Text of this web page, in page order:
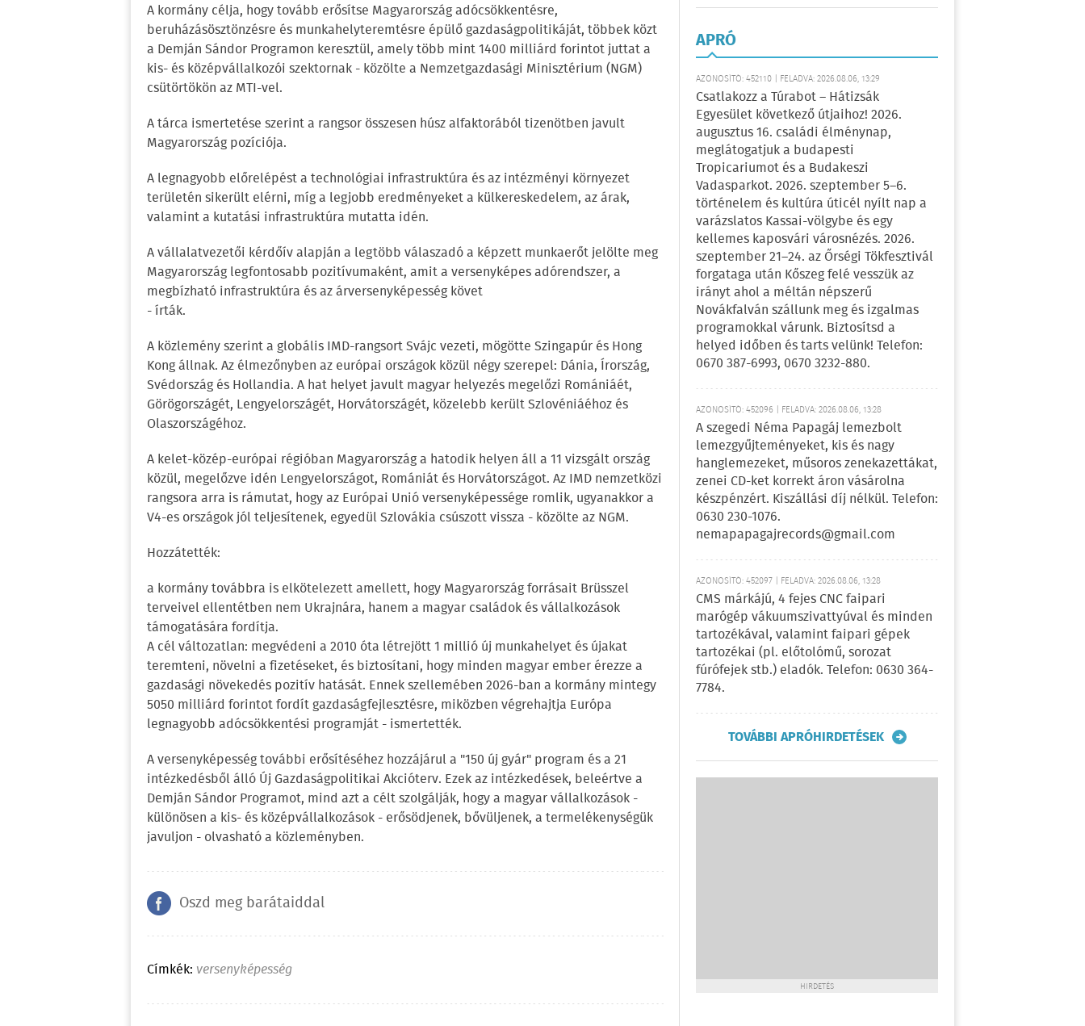
A kormány célja, hogy tovább erősítse Magyarország adócsökkentésre,
beruházásösztönzésre és munkahelyteremtésre épülő gazdaságpolitikáját, többek közt
a Demján Sándor Programon keresztül, amely több mint 1400 milliárd forintot juttat a
kis- és középvállalkozói szektornak - közölte a Nemzetgazdasági Minisztérium (NGM)
csütörtökön az MTI-vel.
A tárca ismertetése szerint a rangsor összesen húsz alfaktorából tizenötben javult
Magyarország pozíciója.
A legnagyobb előrelépést a technológiai infrastruktúra és az intézményi környezet
területén sikerült elérni, míg a legjobb eredményeket a külkereskedelem, az árak,
valamint a kutatási infrastruktúra mutatta idén.
A vállalatvezetői kérdőív alapján a legtöbb válaszadó a képzett munkaerőt jelölte meg
Magyarország legfontosabb pozitívumaként, amit a versenyképes adórendszer, a
megbízható infrastruktúra és az árversenyképesség követ
- írták.
A közlemény szerint a globális IMD-rangsort Svájc vezeti, mögötte Szingapúr és Hong
Kong állnak. Az élmezőnyben az európai országok közül négy szerepel: Dánia, Írország,
Svédország és Hollandia. A hat helyet javult magyar helyezés megelőzi Romániáét,
Görögországét, Lengyelországét, Horvátországét, közelebb került Szlovéniáéhoz és
Olaszországéhoz.
A kelet-közép-európai régióban Magyarország a hatodik helyen áll a 11 vizsgált ország
közül, megelőzve idén Lengyelországot, Romániát és Horvátországot. Az IMD nemzetközi
rangsora arra is rámutat, hogy az Európai Unió versenyképessége romlik, ugyanakkor a
V4-es országok jól teljesítenek, egyedül Szlovákia csúszott vissza - közölte az NGM.
Hozzátették:
a kormány továbbra is elkötelezett amellett, hogy Magyarország forrásait Brüsszel
terveivel ellentétben nem Ukrajnára, hanem a magyar családok és vállalkozások
támogatására fordítja.
A cél változatlan: megvédeni a 2010 óta létrejött 1 millió új munkahelyet és újakat
teremteni, növelni a fizetéseket, és biztosítani, hogy minden magyar ember érezze a
gazdasági növekedés pozitív hatását. Ennek szellemében 2026-ban a kormány mintegy
5050 milliárd forintot fordít gazdaságfejlesztésre, miközben végrehajtja Európa
legnagyobb adócsökkentési programját - ismertették.
A versenyképesség további erősítéséhez hozzájárul a "150 új gyár" program és a 21
intézkedésből álló Új Gazdaságpolitikai Akcióterv. Ezek az intézkedések, beleértve a
Demján Sándor Programot, mind azt a célt szolgálják, hogy a magyar vállalkozások -
különösen a kis- és középvállalkozások - erősödjenek, bővüljenek, a termelékenységük
javuljon - olvasható a közleményben.
Oszd meg barátaiddal
Címkék: versenyképesség
APRÓ
AZONOSÍTÓ: 452110 | FELADVA: 2026.08.06, 13:29
Csatlakozz a Túrabot – Hátizsák
Egyesület következő útjaihoz! 2026.
augusztus 16. családi élménynap,
meglátogatjuk a budapesti
Tropicariumot és a Budakeszi
Vadasparkot. 2026. szeptember 5–6.
történelem és kultúra úticél nyílt nap a
varázslatos Kassai-völgybe és egy
kellemes kaposvári városnézés. 2026.
szeptember 21–24. az Őrségi Tökfesztivál
forgataga után Kőszeg felé vesszük az
irányt ahol a méltán népszerű
Novákfalván szállunk meg és izgalmas
programokkal várunk. Biztosítsd a
helyed időben és tarts velünk! Telefon:
0670 387-6993, 0670 3232-880.
AZONOSÍTÓ: 452096 | FELADVA: 2026.08.06, 13:28
A szegedi Néma Papagáj lemezbolt
lemezgyűjteményeket, kis és nagy
hanglemezeket, műsoros zenekazettákat,
zenei CD-ket korrekt áron vásárolna
készpénzért. Kiszállási díj nélkül. Telefon:
0630 230-1076.
nemapapagajrecords@gmail.com
AZONOSÍTÓ: 452097 | FELADVA: 2026.08.06, 13:28
CMS márkájú, 4 fejes CNC faipari
marógép vákuumszivattyúval és minden
tartozékával, valamint faipari gépek
tartozékai (pl. előtolómű, sorozat
fúrófejek stb.) eladók. Telefon: 0630 364-
7784.
TOVÁBBI APRÓHIRDETÉSEK
HIRDETÉS